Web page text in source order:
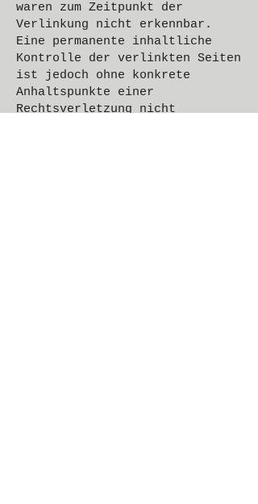
waren zum Zeitpunkt der
Verlinkung nicht erkennbar.
Eine permanente inhaltliche
Kontrolle der verlinkten Seiten
ist jedoch ohne konkrete
Anhaltspunkte einer
Rechtsverletzung nicht